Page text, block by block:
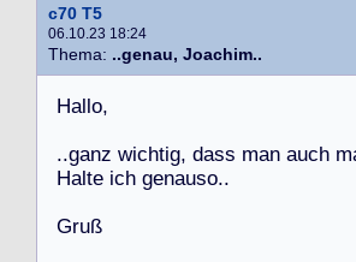
c70 T5
06.10.23 18:24
Thema: ..genau, Joachim..
Hallo,
..ganz wichtig, dass man auch m
Halte ich genauso..
Gruß